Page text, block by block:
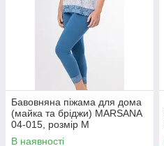
Бавовняна піжама для дома
(майка та бріджи) MARSANA
04-015, розмір M
В наявності